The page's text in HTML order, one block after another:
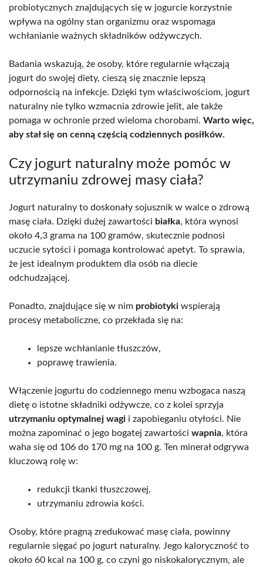
probiotycznych znajdujących się w jogurcie korzystnie
wpływa na ogólny stan organizmu oraz wspomaga
wchłanianie ważnych składników odżywczych.
Badania wskazują, że osoby, które regularnie włączają
jogurt do swojej diety, cieszą się znacznie lepszą
odpornością na infekcje. Dzięki tym właściwościom, jogurt
naturalny nie tylko wzmacnia zdrowie jelit, ale także
pomaga w ochronie przed wieloma chorobami. Warto więc,
aby stał się on cenną częścią codziennych posiłków.
Czy jogurt naturalny może pomóc w
utrzymaniu zdrowej masy ciała?
Jogurt naturalny to doskonały sojusznik w walce o zdrową
masę ciała. Dzięki dużej zawartości białka, która wynosi
około 4,3 grama na 100 gramów, skutecznie podnosi
uczucie sytości i pomaga kontrolować apetyt. To sprawia,
że jest idealnym produktem dla osób na diecie
odchudzającej.
Ponadto, znajdujące się w nim probiotyki wspierają
procesy metaboliczne, co przekłada się na:
lepsze wchłanianie tłuszczów,
poprawę trawienia.
Włączenie jogurtu do codziennego menu wzbogaca naszą
dietę o istotne składniki odżywcze, co z kolei sprzyja
utrzymaniu optymalnej wagi i zapobieganiu otyłości. Nie
można zapominać o jego bogatej zawartości wapnia, która
waha się od 106 do 170 mg na 100 g. Ten minerał odgrywa
kluczową rolę w:
redukcji tkanki tłuszczowej,
utrzymaniu zdrowia kości.
Osoby, które pragną zredukować masę ciała, powinny
regularnie sięgać po jogurt naturalny. Jego kaloryczność to
około 60 kcal na 100 g, co czyni go niskokalorycznym, ale